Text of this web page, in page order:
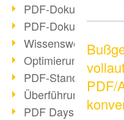
PDF-Dokumente mit
PDF-Dokumente
Wissenswertes über
Optimierung des
PDF-Standards im
Überführung PDF/A
PDF Days Europe
PDF/